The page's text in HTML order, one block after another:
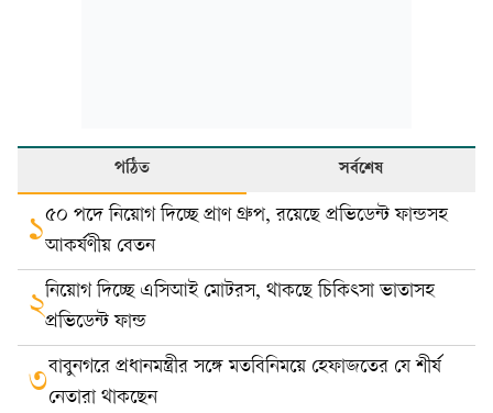
পঠিত সর্বশেষ
১৫০ পদে নিয়োগ দিচ্ছে প্রাণ গ্রুপ, রয়েছে প্রভিডেন্ট ফান্ডসহ
আকর্ষণীয় বেতন
২নিয়োগ দিচ্ছে এসিআই মোটরস, থাকছে চিকিৎসা ভাতাসহ
প্রভিডেন্ট ফান্ড
৩বাবুনগরে প্রধানমন্ত্রীর সঙ্গে মতবিনিময়ে হেফাজতের যে শীর্ষ
নেতারা থাকছেন